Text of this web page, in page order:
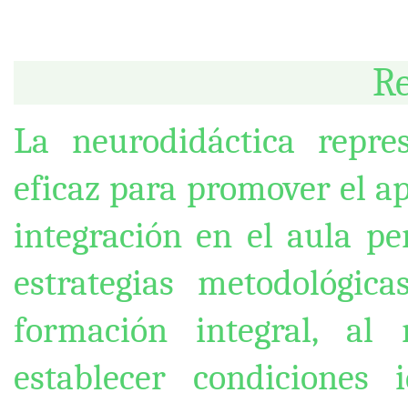
La neurodidáctica
eficaz para promover el
integración en el aula
estrategias
formación integral, al
establecer